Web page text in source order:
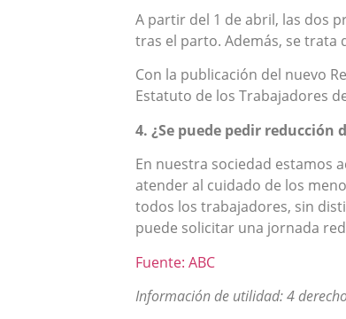
A partir del 1 de abril, las dos
tras el parto. Además, se
Con la publicación del nuevo
Estatuto de los Trabajadores
4. ¿Se puede pedir
En nuestra sociedad estamos
atender al cuidado de los
todos los trabajadores, sin
puede solicitar una jornada
Fuente: ABC
Información de utilidad: 4